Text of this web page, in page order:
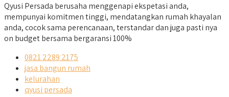
Qyusi Persada berusaha menggenapi ekspetasi anda,
mempunyai komitmen tinggi, mendatangkan rumah khayalan
anda, cocok sama perencanaan, terstandar dan juga pasti nya
on budget bersama bergaransi 100%
0821 2289 2175
jasa bangun rumah
kelurahan
qyusi persada